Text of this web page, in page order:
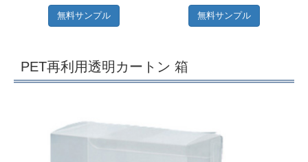
無料サンプル 無料サンプル
PET再利用透明カートン 箱